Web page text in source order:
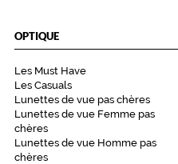
OPTIQUE
Les Must Have
Les Casuals
Lunettes de vue pas chères
Lunettes de vue Femme pas
chères
Lunettes de vue Homme pas
chères